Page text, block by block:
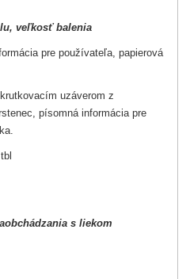
veľkosť balenia
pre používateľa, papierová
uzáverom z
písomná informácia pre
s liekom